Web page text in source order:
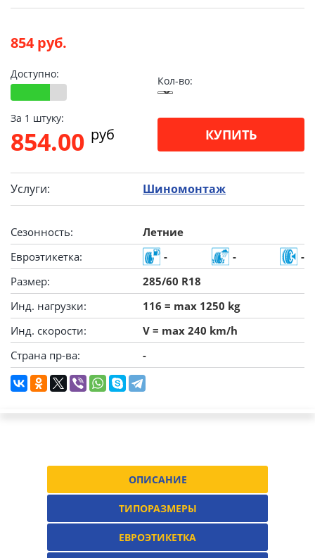
854 руб.
Доступно:
Кол-во:
За 1 штуку:
854.00 pуб КУПИТЬ
Услуги: Шиномонтаж
Сезонность:
Летние
Евроэтикетка:
- -
-
Размер:
285/60 R18
Инд. нагрузки:
116 = max 1250 kg
Инд. скорости:
V = max 240 km/h
Страна пр-ва:
-
ОПИСАНИЕ
ТИПОРАЗМЕРЫ
ЕВРОЭТИКЕТКА